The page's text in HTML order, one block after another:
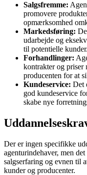
Salgsfremme:
promovere
opmærksomhed
Markedsføring:
udarbejde og
til potentielle kunder.
Forhandlinger:
kontrakter og priser
producenten for at
Kundeservice: Det
god kundeservice
skabe nye
Der er ingen specifikke
agenturindehaver, men
salgserfaring og evnen til
kunder og producenter.